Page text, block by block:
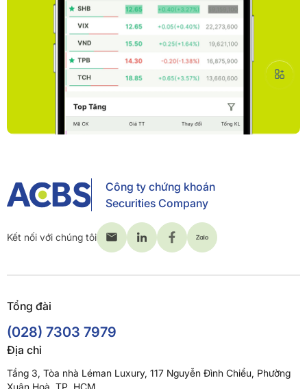
Công ty chứng khoán
Securities Company
Kết nối với chúng tôi
Tổng đài
(028) 7303 7979
Địa chỉ
Tầng 3, Tòa nhà Léman Luxury, 117 Nguyễn Đình Chiểu, Phường
Xuân Hoà, TP. HCM